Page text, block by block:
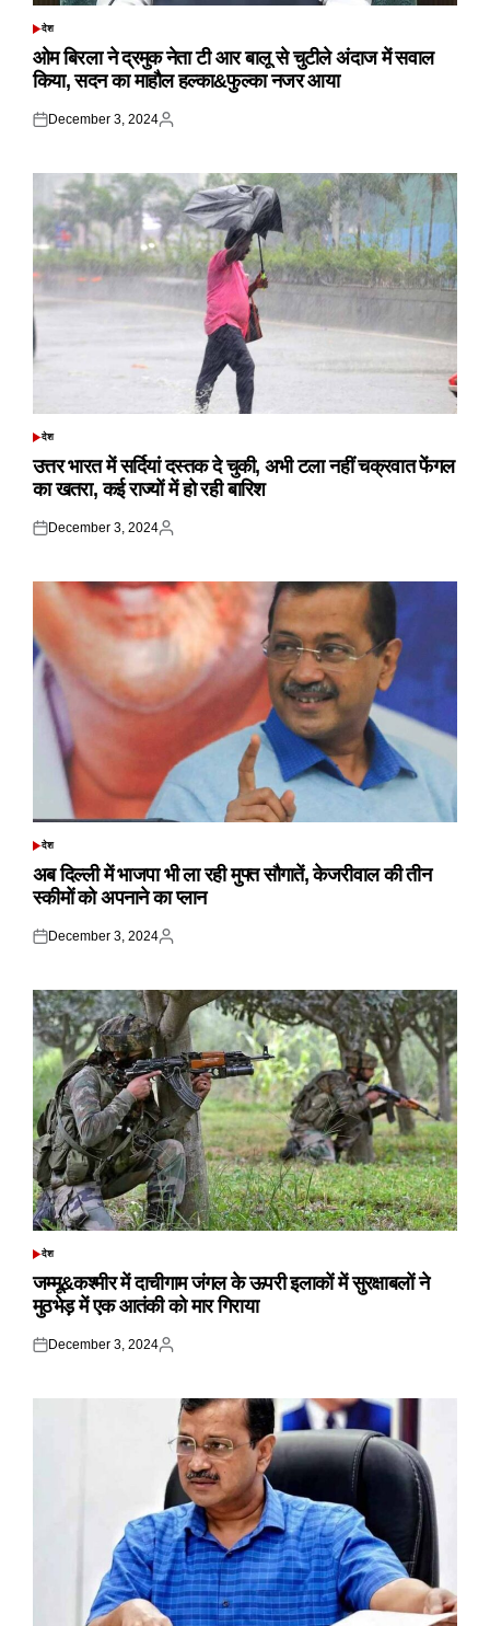
POSTED
देश
ओम बिरला ने द्रमुक नेता टी आर बालू से चुटीले अंदाज में सवाल
किया, सदन का माहौल हल्का&फुल्का नजर आया
Posted
December 3, 2024
Posted
POSTED
देश
उत्तर भारत में सर्दियां दस्तक दे चुकी, अभी टला नहीं चक्रवात फेंगल
का खतरा, कई राज्यों में हो रही बारिश
Posted
December 3, 2024
Posted
POSTED
देश
अब दिल्ली में भाजपा भी ला रही मुफ्त सौगातें, केजरीवाल की तीन
स्कीमों को अपनाने का प्लान
Posted
December 3, 2024
Posted
POSTED
देश
जम्मू&कश्मीर में दाचीगाम जंगल के ऊपरी इलाकों में सुरक्षाबलों ने
मुठभेड़ में एक आतंकी को मार गिराया
Posted
December 3, 2024
Posted